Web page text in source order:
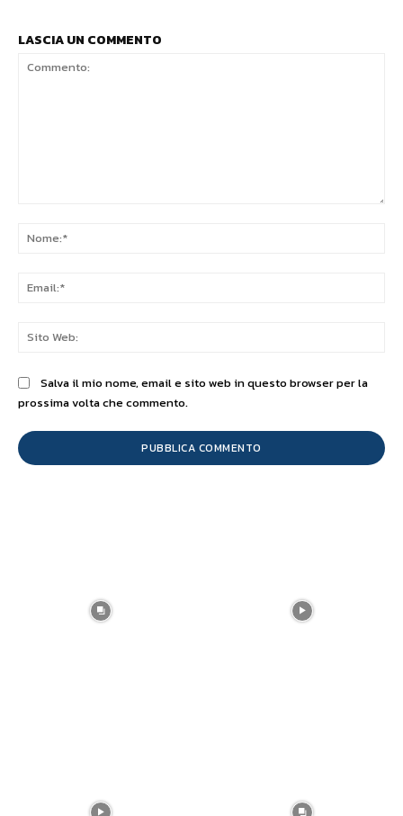
LASCIA UN COMMENTO
Salva il mio nome, email e sito web in questo browser per la
prossima volta che commento.